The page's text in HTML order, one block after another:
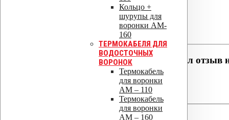
Кольцо +
шурупы для
воронки AM-
160
ТЕРМОКАБЕЛЯ ДЛЯ
ВОДОСТОЧНЫХ
ВОРОНОК
Термокабель
для воронки
AM – 110
Термокабель
для воронки
AM – 160
Отзывы
Отзывов пока нет.
Будьте первым, кто оставил